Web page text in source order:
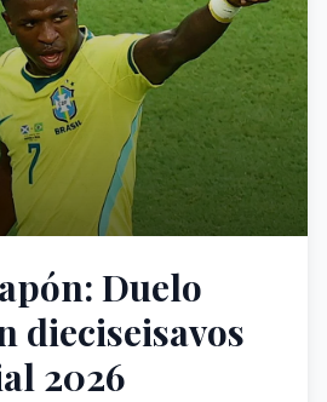
Duelo
dieciseisavos
2026